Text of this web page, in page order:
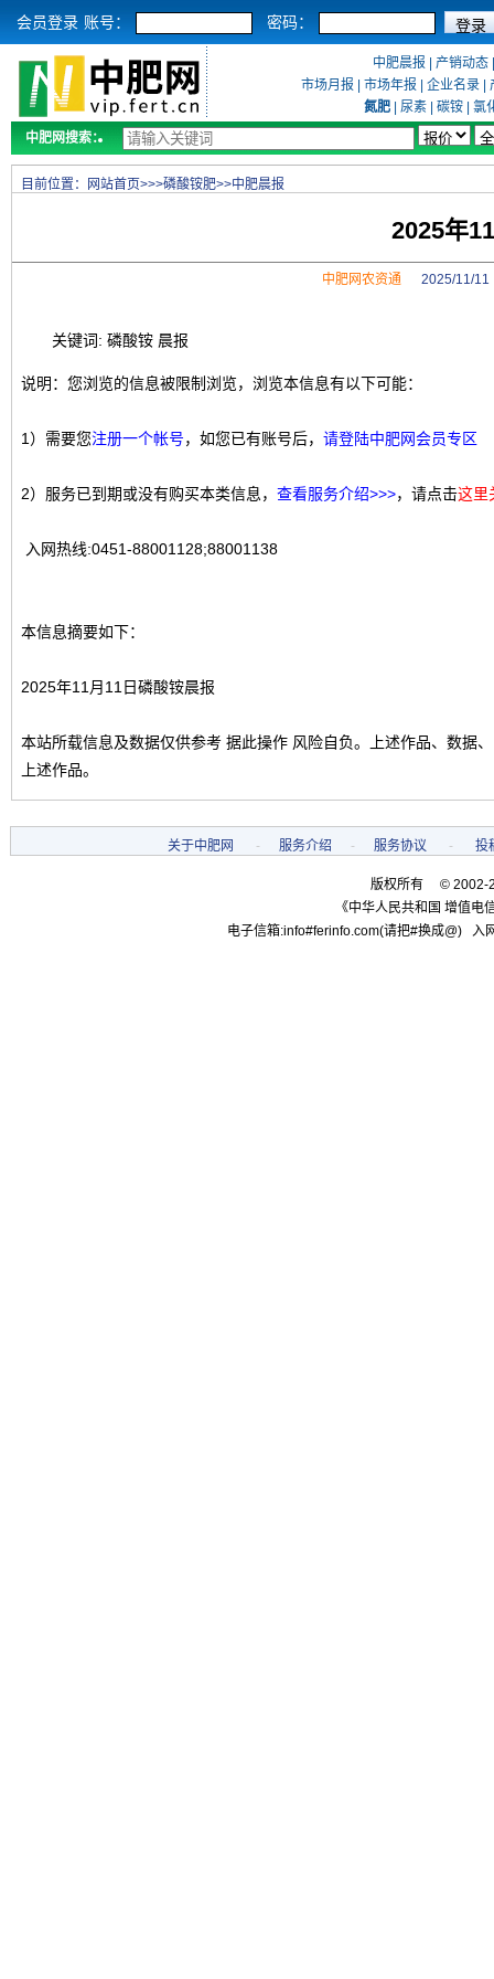
会员登录 账号： 密码：
中肥晨报 产销动态
市场月报
市场年报 企业名录
氮肥
尿素 碳铵
氯
中肥网搜索：
目前位置： 网站首页>>>磷酸铵肥>>中肥晨报
2025年
中肥网农资通2025/11/11
关键词: 磷酸铵 晨报
说明：您浏览的信息被限制浏览，浏览本信息有以下可能：
1）需要您注册一个帐号，如您已有账号后， 请登陆中肥网会员专区
2）服务已到期或没有购买本类信息， 查看服务介绍>>>，请点击这里
入网热线:0451-88001128;88001138
本信息摘要如下：
2025年11月11日磷酸铵晨报
本站所载信息及数据仅供参考 据此操作 风险自负。上述作品、数据
上述作品。
关于中肥网 - 服务介绍 - 服务协议 - 投
版权所有 © 2002-
《中华人民共和国 增值电
电子信箱:info#ferinfo.com(请把#换成@)